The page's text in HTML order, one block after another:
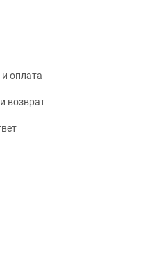
оплата
возврат